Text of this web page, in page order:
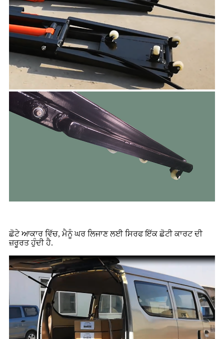
ਛੋਟੇ ਆਕਾਰ ਵਿੱਚ, ਮੈਨੂੰ ਘਰ ਲਿਜਾਣ ਲਈ ਸਿਰਫ ਇੱਕ ਛੋਟੀ ਕਾਰਟ ਦੀ
ਜ਼ਰੂਰਤ ਹੁੰਦੀ ਹੈ.